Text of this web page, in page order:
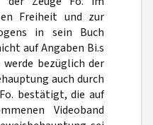
Freiheit und zur
in sein Buch
auf Angaben Bi.s
werde bezüglich der
auch durch
bestätigt, die auf
Videoband